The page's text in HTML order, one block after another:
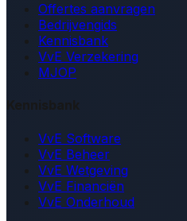
Offertes aanvragen
Bedrijvengids
Kennisbank
VvE Verzekering
MJOP
Kennisbank
VvE Software
VvE Beheer
VvE Wetgeving
VvE Financiën
VvE Onderhoud